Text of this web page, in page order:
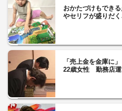
おかたづけもでき
やセリフが盛りだ
「売上金を金庫に
22歳女性 勤務店運